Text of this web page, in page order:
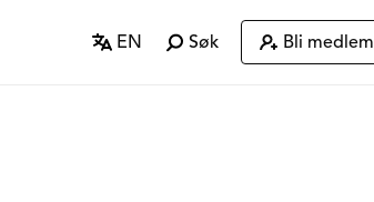
EN Søk Bli medlem